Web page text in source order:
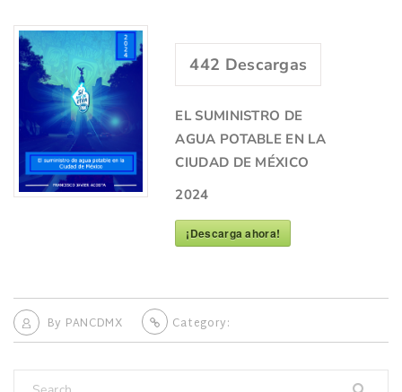
442 Descargas
EL SUMINISTRO DE
AGUA POTABLE EN LA
CIUDAD DE MÉXICO
2024
¡Descarga ahora!
By PANCDMX Category: